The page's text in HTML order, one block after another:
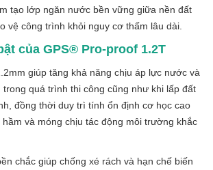
tạo lớp ngăn nước bền vững giữa nền đất
vệ công trình khỏi nguy cơ thấm lâu dài.
của GPS® Pro-proof 1.2T
giúp tăng khả năng chịu áp lực nước và
trong quá trình thi công cũng như khi lấp đất
đồng thời duy trì tính ổn định cơ học cao
và móng chịu tác động môi trường khắc
chắc giúp chống xé rách và hạn chế biến